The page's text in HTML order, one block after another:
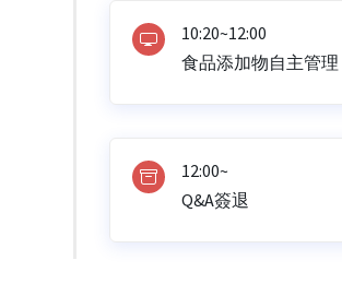
10:20~12:00
食品添加物自主管理
12:00~
Q&A簽退